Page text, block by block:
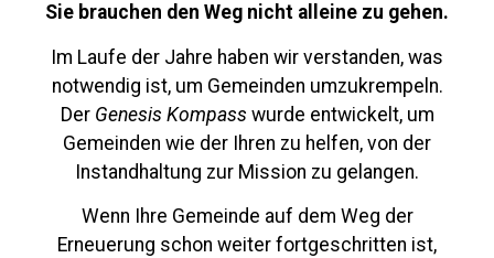
Sie brauchen den Weg nicht alleine zu gehen.
Im Laufe der Jahre haben wir verstanden, was
notwendig ist, um Gemeinden umzukrempeln.
Der Genesis Kompass wurde entwickelt, um
Gemeinden wie der Ihren zu helfen, von der
Instandhaltung zur Mission zu gelangen.
Wenn Ihre Gemeinde auf dem Weg der
Erneuerung schon weiter fortgeschritten ist,